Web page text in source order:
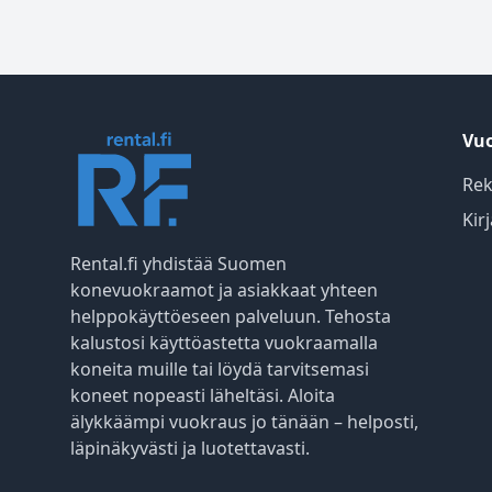
Rental.fi yhdistää Suomen
konevuokraamot ja asiakkaat yhteen
helppokäyttöeseen palveluun. Tehosta
kalustosi käyttöastetta vuokraamalla
koneita muille tai löydä tarvitsemasi
koneet nopeasti läheltäsi. Aloita
älykkäämpi vuokraus jo tänään – helposti,
läpinäkyvästi ja luotettavasti.